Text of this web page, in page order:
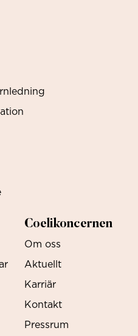
Coelikoncernen
Om oss
Aktuellt
Karriär
Kontakt
Pressrum